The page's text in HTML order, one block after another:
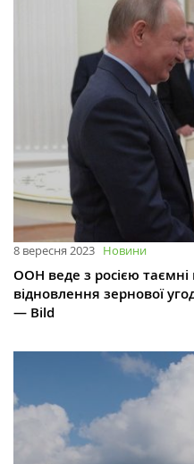
8 вересня 2023 Новини
ООН веде з росією
відновлення зернової
— Bild